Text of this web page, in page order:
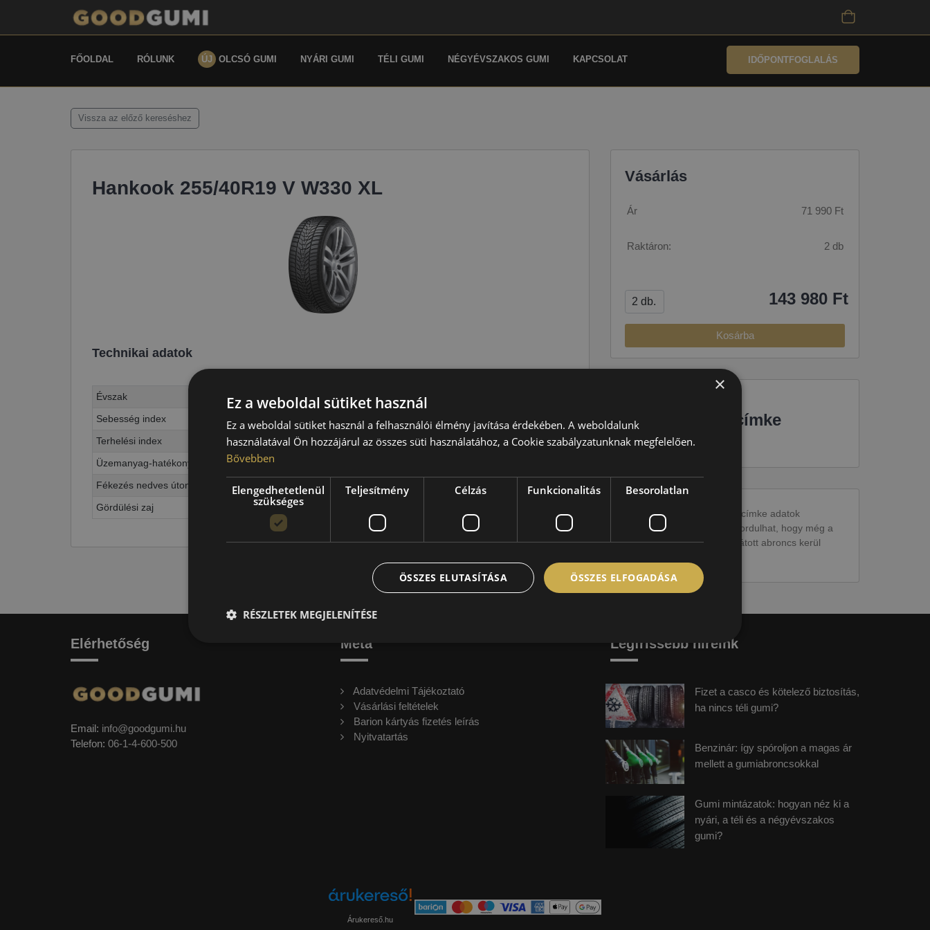
FŐOLDAL RÓLUNK ÚJ OLCSÓ GUMI NYÁRI GUMI TÉLI GUMI NÉGYÉVSZAKOS GUMI KAPCSOLAT IDŐPONTFOGLALÁS
Vissza az előző kereséshez
Hankook 255/40R19 V W330 XL
Technikai adatok
Évszak
Téli
Sebesség index
V=240 km/h
Terhelési index
100=800kg
Üzemanyag-hatékonyság
Fékezés nedves úton
Gördülési zaj
Vásárlás
Ár 71 990 Ft
Raktáron: 2 db
143 980 Ft
Kosárba
EU-s abroncscímke
Figyelem a feltüntetett címke adatok
tájékoztató jellegűek. Előfordulhat, hogy még a
korábbi EU-s címkével ellátott abroncs kerül
Elérhetőség
Email: info@goodgumi.hu
Telefon: 06-1-4-600-500
Meta
Adatvédelmi Tájékoztató
Vásárlási feltételek
Barion kártyás fizetés leírás
Nyitvatartás
Legfrissebb híreink
Fizet a casco és kötelező biztosítás,
ha nincs téli gumi?
Benzinár: így spóroljon a magas ár
mellett a gumiabroncsokkal
Gumi mintázatok: hogyan néz ki a
nyári, a téli és a négyévszakos
gumi?
Árukereső.hu
×
Ez a weboldal sütiket használ
Ez a weboldal sütiket használ a felhasználói élmény javítása érdekében. A weboldalunk
használatával Ön hozzájárul az összes süti használatához, a Cookie szabályzatunknak megfelelően.
Bővebben
Elengedhetetlenül
szükséges
Teljesítmény Célzás Funkcionalitás Besorolatlan
ÖSSZES ELFOGADÁSA
ÖSSZES ELUTASÍTÁSA
RÉSZLETEK MEGJELENÍTÉSE